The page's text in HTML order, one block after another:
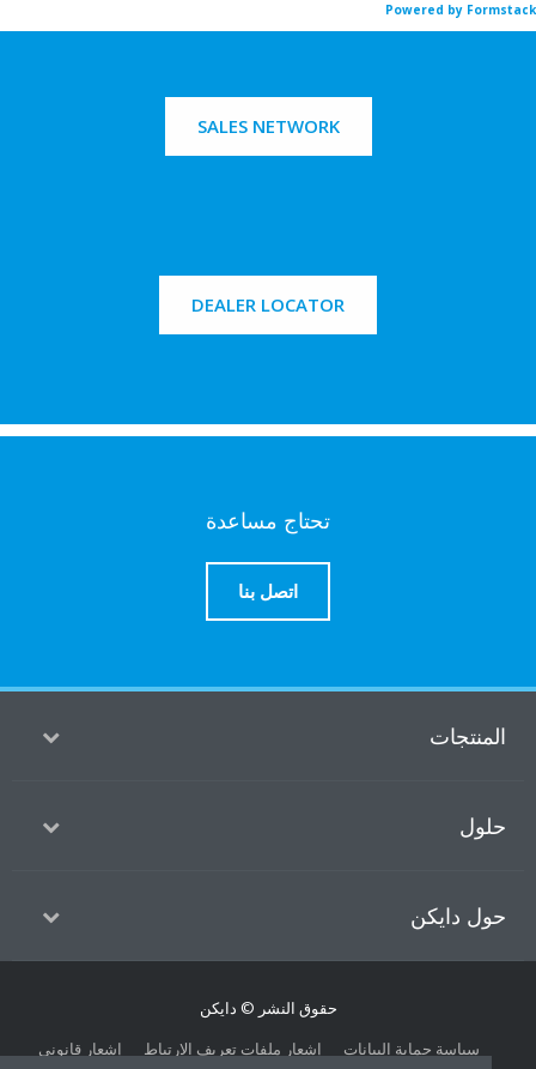
Powered by
SALES NETWORK
DEALER LOCATOR
تحتاج مساعدة
اتصل بنا
دايكن
حقوق النشر © دايكن
إشعار قانوني
إشعار ملفات تعريف الارتباط
سياسة حماية البيانات